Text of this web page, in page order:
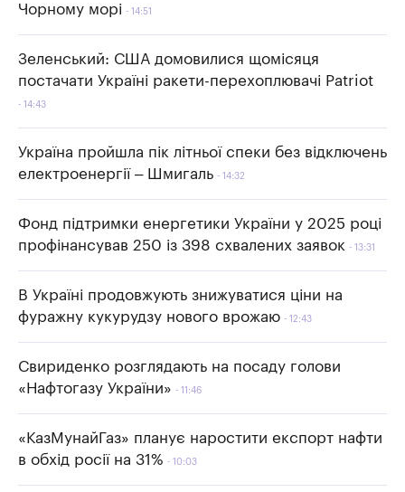
Чорному морі
14:51
Зеленський: США домовилися щомісяця
постачати Україні ракети-перехоплювачі Patriot
14:43
Україна пройшла пік літньої спеки без відключень
електроенергії – Шмигаль
14:32
Фонд підтримки енергетики України у 2025 році
профінансував 250 із 398 схвалених заявок
13:31
В Україні продовжують знижуватися ціни на
фуражну кукурудзу нового врожаю
12:43
Свириденко розглядають на посаду голови
«Нафтогазу України»
11:46
«КазМунайГаз» планує наростити експорт нафти
в обхід росії на 31%
10:03